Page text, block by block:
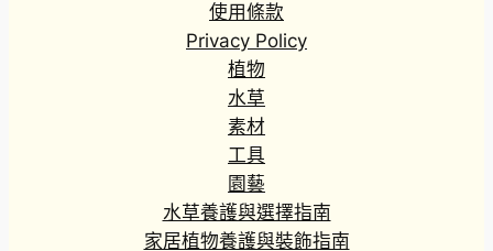
使用條款
Privacy Policy
植物
水草
素材
工具
園藝
水草養護與選擇指南
家居植物養護與裝飾指南